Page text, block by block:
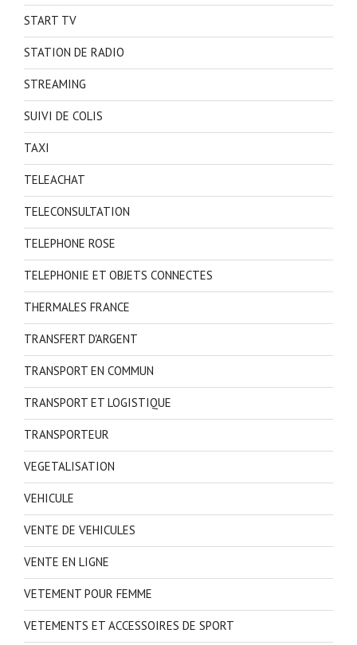
START TV
STATION DE RADIO
STREAMING
SUIVI DE COLIS
TAXI
TELEACHAT
TELECONSULTATION
TELEPHONE ROSE
TELEPHONIE ET OBJETS CONNECTES
THERMALES FRANCE
TRANSFERT D'ARGENT
TRANSPORT EN COMMUN
TRANSPORT ET LOGISTIQUE
TRANSPORTEUR
VEGETALISATION
VEHICULE
VENTE DE VEHICULES
VENTE EN LIGNE
VETEMENT POUR FEMME
VETEMENTS ET ACCESSOIRES DE SPORT